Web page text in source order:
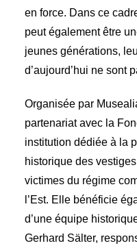
en force. Dans ce
peut également être
jeunes générations,
d’aujourd’hui ne sont
Organisée par
partenariat avec la
institution dédiée à la
historique des
victimes du régime
l’Est. Elle bénéficie
d’une équipe
Gerhard Sälter,